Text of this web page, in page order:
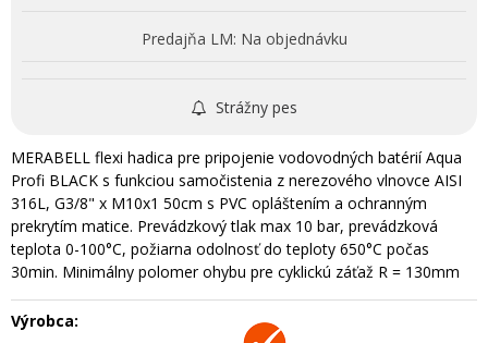
Predajňa LM: Na objednávku
Strážny pes
MERABELL flexi hadica pre pripojenie vodovodných batérií Aqua
Profi BLACK s funkciou samočistenia z nerezového vlnovce AISI
316L, G3/8" x M10x1 50cm s PVC opláštením a ochranným
prekrytím matice. Prevádzkový tlak max 10 bar, prevádzková
teplota 0-100°C, požiarna odolnosť do teploty 650°C počas
30min. Minimálny polomer ohybu pre cyklickú záťaž R = 130mm
Výrobca: